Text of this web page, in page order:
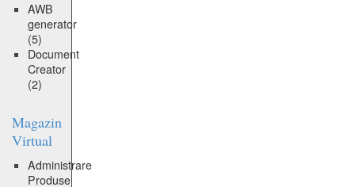
AWB
generator
(5)
Document
Creator
(2)
Magazin
Virtual
Administrare
Produse